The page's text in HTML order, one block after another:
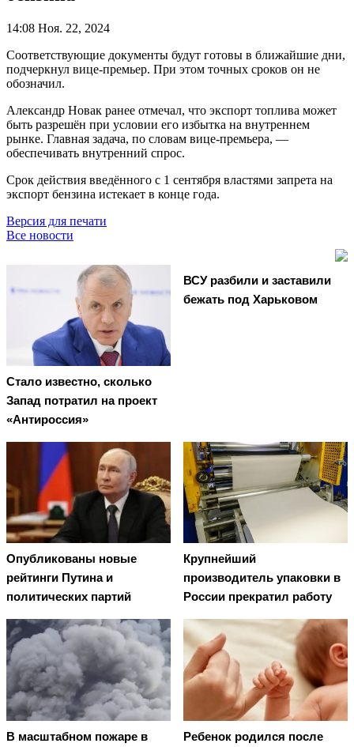
14:08 Ноя. 22, 2024
Соответствующие документы будут готовы в ближайшие дни,
подчеркнул вице-премьер. При этом точных сроков он не
обозначил.
Александр Новак ранее отмечал, что экспорт топлива может
быть разрешён при условии его избытка на внутреннем
рынке. Главная задача, по словам вице-премьера, —
обеспечивать внутренний спрос.
Срок действия введённого с 1 сентября властями запрета на
экспорт бензина истекает в конце года.
Версия для печати
Все новости
Стало известно, сколько
Запад потратил на проект
«Антироссия»
ВСУ разбили и заставили
бежать под Харьковом
Опубликованы новые
рейтинги Путина и
политических партий
Крупнейший
производитель упаковки в
России прекратил работу
В масштабном пожаре в
Ребенок родился после